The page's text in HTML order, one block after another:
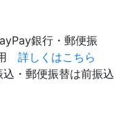
銀行・郵便振
詳しくはこちら
・郵便振替は前振込